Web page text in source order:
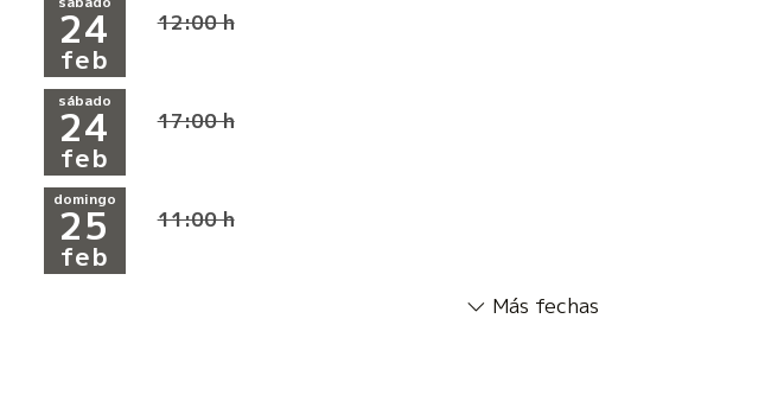
24
feb
12:00 h
sábado
24
feb
17:00 h
domingo
25
feb
11:00 h
Más fechas